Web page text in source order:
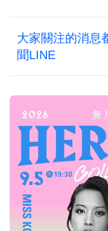
大家關注的消息
聞LINE